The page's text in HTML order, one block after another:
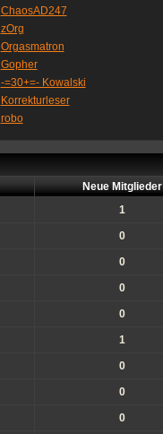
ChaosAD247
zOrg
Orgasmatron
Gopher
-=30+=- Kowalski
Korrekturleser
robo
Neue Mitglieder
1
0
0
0
0
1
0
0
0